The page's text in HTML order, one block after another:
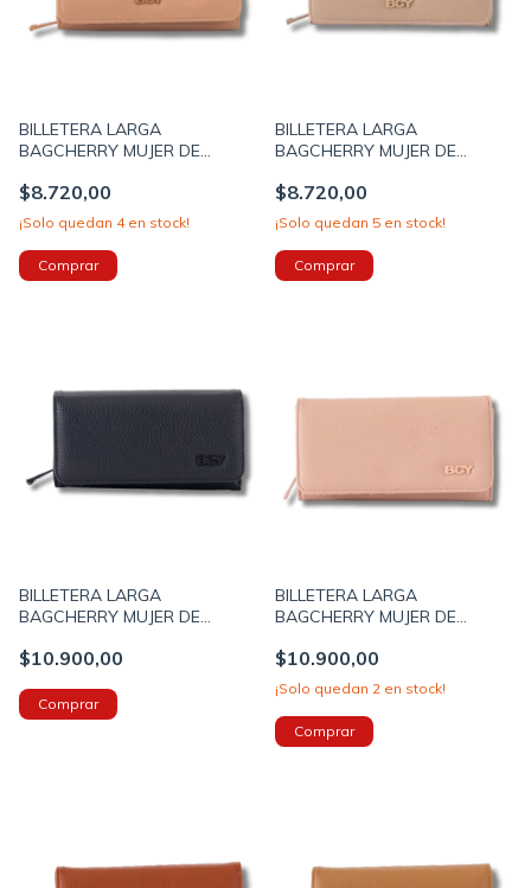
BILLETERA LARGA
BAGCHERRY MUJER DE
19X10X4 COLOR BEIGE
(267010D)
$8.720,00
¡Solo quedan 4en stock!
BILLETERA LARGA
BAGCHERRY MUJER DE
19X10X4 COLOR KAKY
(267010E)
$8.720,00
¡Solo quedan 5 en stock!
BILLETERA LARGA
BAGCHERRY MUJER DE
SOLAPA 19X10X4 COLOR
$10.900,00
BILLETERA LARGA
BAGCHERRY MUJER DE
SOLAPA 19X10X4 COLOR
NUDE (267004D)
$10.900,00
¡Solo quedan 2 en stock!